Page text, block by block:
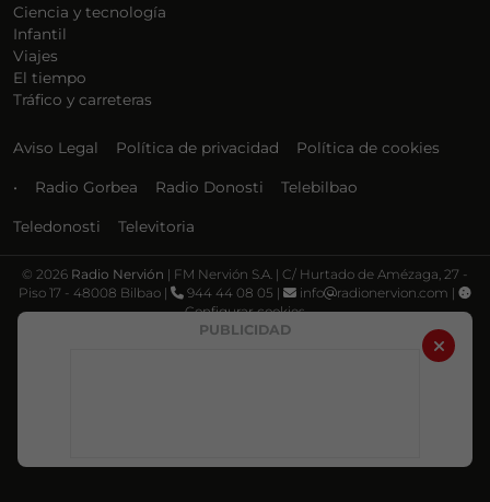
PUBLICIDAD
Ciencia y tecnología
Infantil
Viajes
El tiempo
Tráfico y carreteras
Aviso Legal Política de privacidad Política de cookies
• Radio Gorbea Radio Donosti Telebilbao
Teledonosti Televitoria
© 2026 Radio Nervión | FM Nervión S.A. | C/ Hurtado de Amézaga, 27 -
Piso 17 - 48008 Bilbao |
944 44 08 05 | info
radionervion.com |
Configurar cookies
Protegido con la tecnología de reCAPTCHA bajo los términos y
Términos de servicio